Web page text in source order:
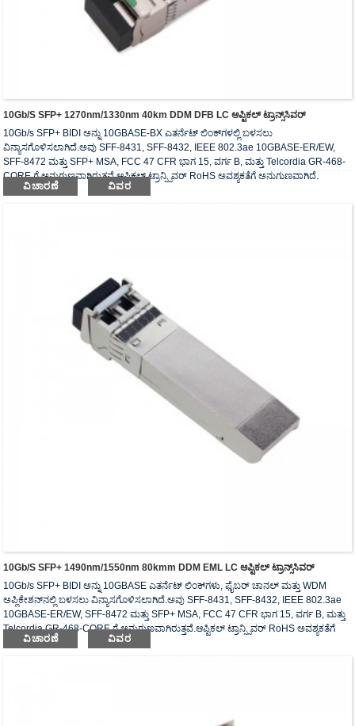
10Gb/s SFP+ 1270nm/1330nm 40km DDM DFB LC ಆಪ್ಟಿಕಲ್ ಟ್ರಾನ್ಸ್‌ಸಿವರ್
10Gb/s SFP+ BIDI ಅನ್ನು 10GBASE-BX ಎತರ್ನೆಟ್ ಲಿಂಕ್‌ಗಳಲ್ಲಿ ಬಳಸಲು
ವಿನ್ಯಾಸಗೊಳಿಸಲಾಗಿದೆ.ಅವು SFF-8431, SFF-8432, IEEE 802.3ae 10GBASE-ER/EW,
SFF-8472 ಮತ್ತು SFP+ MSA, FCC 47 CFR ಭಾಗ 15, ವರ್ಗ B, ಮತ್ತು Telcordia GR-468-
CORE ಗೆ ಅನುಗುಣವಾಗಿರುತ್ತವೆ.ಆಪ್ಟಿಕಲ್ ಟ್ರಾನ್ಸ್ಸಿವರ್ RoHS ಅವಶ್ಯಕತೆಗೆ ಅನುಗುಣವಾಗಿದೆ.
ವಿಚಾರಣೆ ವಿವರ
10Gb/s SFP+ 1490nm/1550nm 80kmm DDM EML LC ಆಪ್ಟಿಕಲ್ ಟ್ರಾನ್ಸ್‌ಸಿವರ್
10Gb/s SFP+ BIDI ಅನ್ನು 10GBASE ಎತರ್ನೆಟ್ ಲಿಂಕ್‌ಗಳು, ಫೈಬರ್ ಚಾನಲ್ ಮತ್ತು WDM
ಅಪ್ಲಿಕೇಶನ್‌ನಲ್ಲಿ ಬಳಸಲು ವಿನ್ಯಾಸಗೊಳಿಸಲಾಗಿದೆ.ಅವು SFF-8431, SFF-8432, IEEE 802.3ae
10GBASE-ER/EW, SFF-8472 ಮತ್ತು SFP+ MSA, FCC 47 CFR ಭಾಗ 15, ವರ್ಗ B, ಮತ್ತು
Telcordia GR-468-CORE ಗೆ ಅನುಗುಣವಾಗಿರುತ್ತವೆ.ಆಪ್ಟಿಕಲ್ ಟ್ರಾನ್ಸ್ಸಿವರ್ RoHS ಅವಶ್ಯಕತೆಗೆ
ಅನುಗುಣವಾಗಿದೆ.
ವಿಚಾರಣೆ ವಿವರ